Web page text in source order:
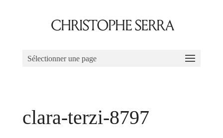
Sélectionner une page
clara-terzi-8797